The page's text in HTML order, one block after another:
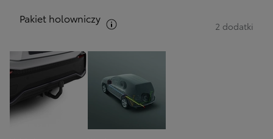
Pakiet holowniczy
2 dodatki